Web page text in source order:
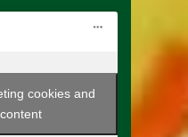
cookies and